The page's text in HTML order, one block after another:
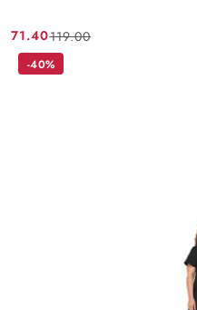
Cena
promocyjna:
71.40
Cena
przed
119.00
-40%